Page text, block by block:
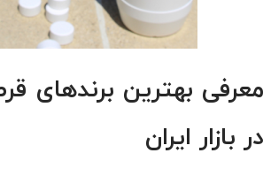
بهترین برندهای
بازار ایران